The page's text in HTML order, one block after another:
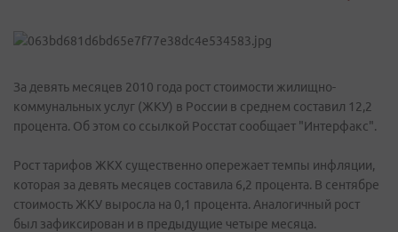
За девять месяцев 2010 года рост стоимости жилищно-
коммунальных услуг (ЖКУ) в России в среднем составил 12,2
процента. Об этом со ссылкой Росстат сообщает "Интерфакс".
Рост тарифов ЖКХ существенно опережает темпы инфляции,
которая за девять месяцев составила 6,2 процента. В сентябре
стоимость ЖКУ выросла на 0,1 процента. Аналогичный рост
был зафиксирован и в предыдущие четыре месяца.